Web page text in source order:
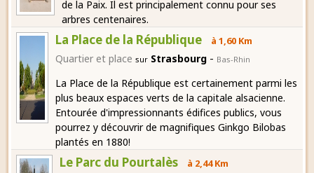
de la Paix. Il est principalement connu pour ses
arbres centenaires.
La Place de la République à 1,60 Km
Quartier et place sur Strasbourg - Bas-Rhin
La Place de la République est certainement parmi les
plus beaux espaces verts de la capitale alsacienne.
Entourée d'impressionnants édifices publics, vous
pourrez y découvrir de magnifiques Ginkgo Bilobas
plantés en 1880!
Le Parc du Pourtalès à 2,44 Km